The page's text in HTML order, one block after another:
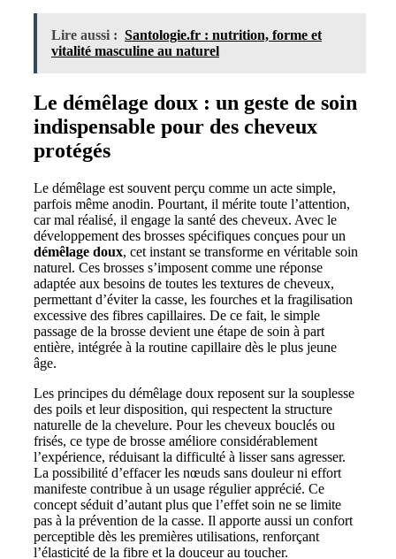
Lire aussi : Santologie.fr : nutrition, forme et
vitalité masculine au naturel
Le démêlage doux : un geste de soin
indispensable pour des cheveux
protégés
Le démêlage est souvent perçu comme un acte simple,
parfois même anodin. Pourtant, il mérite toute l’attention,
car mal réalisé, il engage la santé des cheveux. Avec le
développement des brosses spécifiques conçues pour un
démêlage doux, cet instant se transforme en véritable soin
naturel. Ces brosses s’imposent comme une réponse
adaptée aux besoins de toutes les textures de cheveux,
permettant d’éviter la casse, les fourches et la fragilisation
excessive des fibres capillaires. De ce fait, le simple
passage de la brosse devient une étape de soin à part
entière, intégrée à la routine capillaire dès le plus jeune
âge.
Les principes du démêlage doux reposent sur la souplesse
des poils et leur disposition, qui respectent la structure
naturelle de la chevelure. Pour les cheveux bouclés ou
frisés, ce type de brosse améliore considérablement
l’expérience, réduisant la difficulté à lisser sans agresser.
La possibilité d’effacer les nœuds sans douleur ni effort
manifeste contribue à un usage régulier apprécié. Ce
concept séduit d’autant plus que l’effet soin ne se limite
pas à la prévention de la casse. Il apporte aussi un confort
perceptible dès les premières utilisations, renforçant
l’élasticité de la fibre et la douceur au toucher.